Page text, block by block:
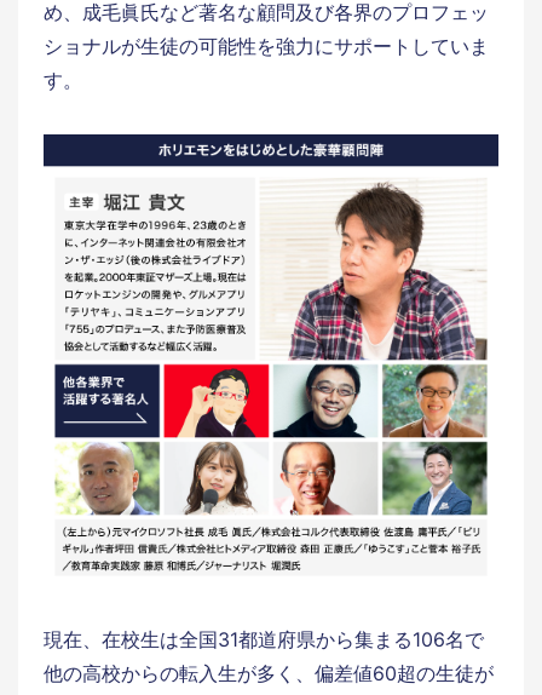
め、成毛眞氏など著名な顧問及び各界のプロフェッ
ショナルが生徒の可能性を強力にサポートしていま
す。
現在、在校生は全国31都道府県から集まる106名で
他の高校からの転入生が多く、偏差値60超の生徒が